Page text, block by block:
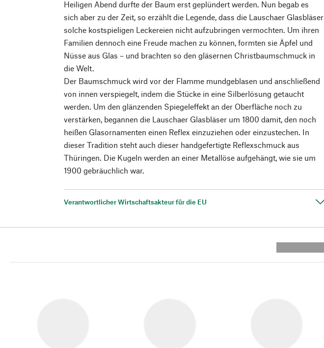
Heiligen Abend durfte der Baum erst geplündert werden. Nun begab es
sich aber zu der Zeit, so erzählt die Legende, dass die Lauschaer Glasbläser
solche kostspieligen Leckereien nicht aufzubringen vermochten. Um ihren
Familien dennoch eine Freude machen zu können, formten sie Äpfel und
Nüsse aus Glas – und brachten so den gläsernen Christbaumschmuck in
die Welt.
Der Baumschmuck wird vor der Flamme mundgeblasen und anschließend
von innen verspiegelt, indem die Stücke in eine Silberlösung getaucht
werden. Um den glänzenden Spiegeleffekt an der Oberfläche noch zu
verstärken, begannen die Lauschaer Glasbläser um 1800 damit, den noch
heißen Glasornamenten einen Reflex einzuziehen oder einzustechen. In
dieser Tradition steht auch dieser handgefertigte Reflexschmuck aus
Thüringen. Die Kugeln werden an einer Metallöse aufgehängt, wie sie um
1900 gebräuchlich war.
Verantwortlicher Wirtschaftsakteur für die EU